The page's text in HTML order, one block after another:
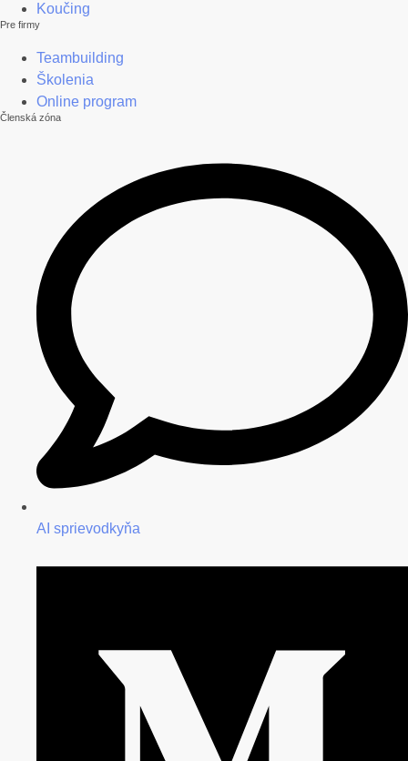
Koučing
Pre firmy
Teambuilding
Školenia
Online program
Členská zóna
AI sprievodkyňa